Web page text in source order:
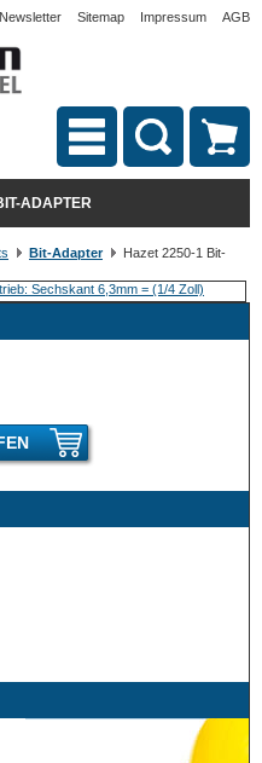
Newsletter Sitemap Impressum AGB
ADAPTER
Bit-Adapter
Hazet 2250-1 Bit-